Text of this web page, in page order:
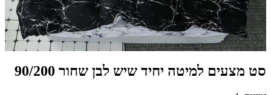
סט מצעים למיטה יחיד שיש לבן שחור 90/200